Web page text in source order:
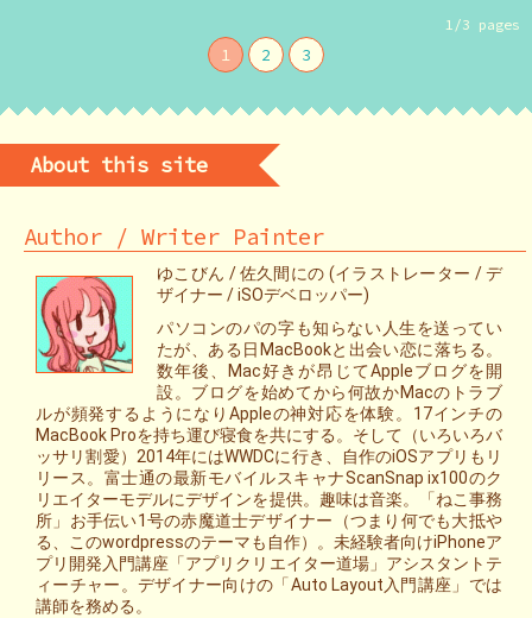
1/3 pages
1 2 3
About this site
Author / Writer Painter
ゆこびん / 佐久間にの (イラストレーター / デ
ザイナー / iSOデベロッパー)
パソコンのパの字も知らない人生を送ってい
たが、ある日MacBookと出会い恋に落ちる。
数年後、Mac好きが昂じてAppleブログを開
設。ブログを始めてから何故かMacのトラブ
ルが頻発するようになりAppleの神対応を体験。17インチの
MacBook Proを持ち運び寝食を共にする。そして（いろいろバ
ッサリ割愛）2014年にはWWDCに行き、自作のiOSアプリもリ
リース。富士通の最新モバイルスキャナScanSnap ix100のク
リエイターモデルにデザインを提供。趣味は音楽。「ねこ事務
所」お手伝い1号の赤魔道士デザイナー（つまり何でも大抵や
る、このwordpressのテーマも自作）。未経験者向けiPhoneア
プリ開発入門講座「アプリクリエイター道場」アシスタントテ
ィーチャー。デザイナー向けの「Auto Layout入門講座」では
講師を務める。